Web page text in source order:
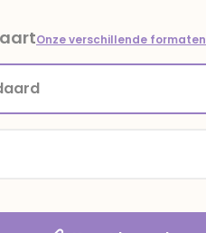
Onze verschillende formaten